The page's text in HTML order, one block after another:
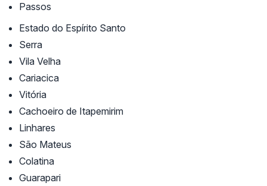
Passos
Estado do Espírito Santo
Serra
Vila Velha
Cariacica
Vitória
Cachoeiro de Itapemirim
Linhares
São Mateus
Colatina
Guarapari